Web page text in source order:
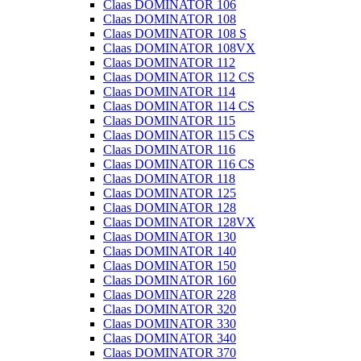
Claas DOMINATOR 106
Claas DOMINATOR 108
Claas DOMINATOR 108 S
Claas DOMINATOR 108VX
Claas DOMINATOR 112
Claas DOMINATOR 112 CS
Claas DOMINATOR 114
Claas DOMINATOR 114 CS
Claas DOMINATOR 115
Claas DOMINATOR 115 CS
Claas DOMINATOR 116
Claas DOMINATOR 116 CS
Claas DOMINATOR 118
Claas DOMINATOR 125
Claas DOMINATOR 128
Claas DOMINATOR 128VX
Claas DOMINATOR 130
Claas DOMINATOR 140
Claas DOMINATOR 150
Claas DOMINATOR 160
Claas DOMINATOR 228
Claas DOMINATOR 320
Claas DOMINATOR 330
Claas DOMINATOR 340
Claas DOMINATOR 370